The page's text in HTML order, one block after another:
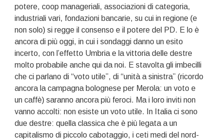
potere, coop manageriali, associazioni di categoria,
industriali vari, fondazioni bancarie, su cui in regione (e
non solo) si regge il consenso e il potere del PD. E lo è
ancora di più oggi, in cui i sondaggi danno un esito
incerto, con l’effetto Umbria e la vittoria delle destre
molto probabile anche qui da noi. E stavolta gli imbecilli
che ci parlano di “voto utile”, di “unità a sinistra” (ricordo
ancora la campagna bolognese per Merola: un voto e
un caffè) saranno ancora più feroci. Ma i loro inviti non
vanno accolti: non esiste un voto utile. In Italia ci sono
due destre: quella classica che è più legata a un
capitalismo di piccolo cabotaggio, i ceti medi del nord-